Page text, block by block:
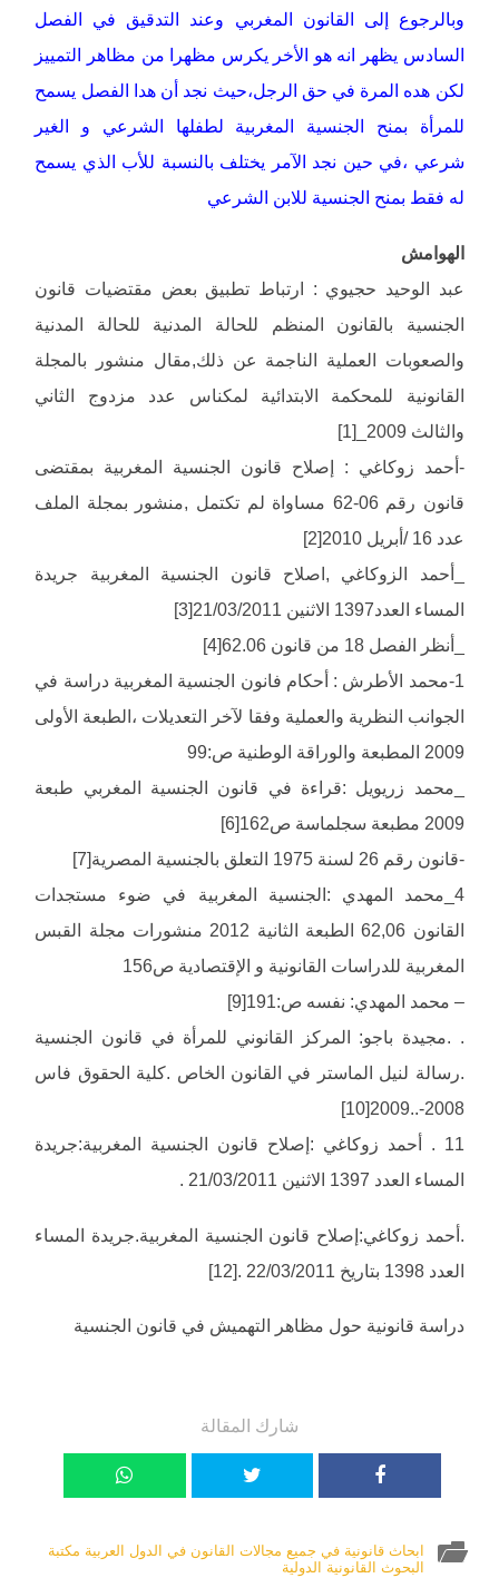
وبالرجوع إلى القانون المغربي وعند التدقيق في الفصل
السادس يظهر انه هو الأخر يكرس مظهرا من مظاهر التمييز
لكن هده المرة في حق الرجل،حيث نجد أن هدا الفصل يسمح
للمرأة بمنح الجنسية المغربية لطفلها الشرعي و الغير
شرعي ،في حين نجد الآمر يختلف بالنسبة للأب الذي يسمح
له فقط بمنح الجنسية للابن الشرعي
الهوامش
عبد الوحيد حجيوي : ارتباط تطبيق بعض مقتضيات قانون
الجنسية بالقانون المنظم للحالة المدنية للحالة المدنية
والصعوبات العملية الناجمة عن ذلك,مقال منشور بالمجلة
القانونية للمحكمة الابتدائية لمكناس عدد مزدوج الثاني
والثالث 2009_[1]
-أحمد زوكاغي : إصلاح قانون الجنسية المغربية بمقتضى
قانون رقم 06-62 مساواة لم تكتمل ,منشور بمجلة الملف
عدد 16 /أبريل 2010[2]
_أحمد الزوكاغي ,اصلاح قانون الجنسية المغربية جريدة
المساء العدد1397 الاثنين 21/03/2011[3]
_أنظر الفصل 18 من قانون 62.06[4]
1-محمد الأطرش : أحكام فانون الجنسية المغربية دراسة في
الجوانب النظرية والعملية وفقا لآخر التعديلات ،الطبعة الأولى
2009 المطبعة والوراقة الوطنية ص:99
_محمد زريويل :قراءة في قانون الجنسية المغربي طبعة
2009 مطبعة سجلماسة ص162[6]
-قانون رقم 26 لسنة 1975 التعلق بالجنسية المصرية[7]
4_محمد المهدي :الجنسية المغربية في ضوء مستجدات
القانون 62,06 الطبعة الثانية 2012 منشورات مجلة القبس
المغربية للدراسات القانونية و الإقتصادية ص156
– محمد المهدي: نفسه ص:191[9]
. .مجيدة باجو: المركز القانوني للمرأة في قانون الجنسية
.رسالة لنيل الماستر في القانون الخاص .كلية الحقوق فاس
2008-..2009[10]
11 . أحمد زوكاغي :إصلاح قانون الجنسية المغربية:جريدة
المساء العدد 1397 الاثنين 21/03/2011 .
.أحمد زوكاغي:إصلاح قانون الجنسية المغربية.جريدة المساء
العدد 1398 بتاريخ 22/03/2011 .[12]
دراسة قانونية حول مظاهر التهميش في قانون الجنسية
شارك المقالة
ابحاث قانونية في جميع مجالات القانون في الدول العربية مكتبة
البحوث القانونية الدولية